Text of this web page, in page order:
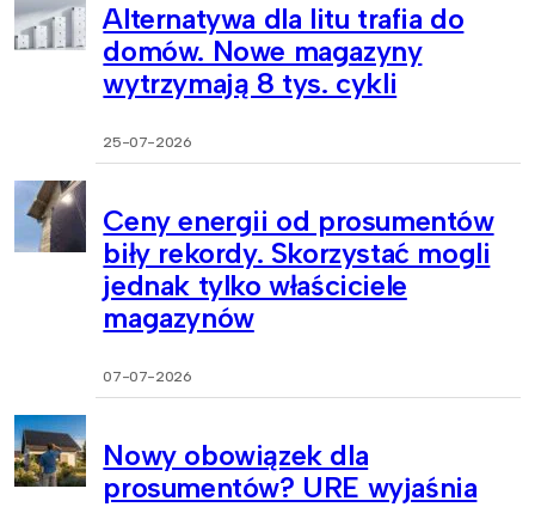
Alternatywa dla litu trafia do
domów. Nowe magazyny
wytrzymają 8 tys. cykli
25-07-2026
Ceny energii od prosumentów
biły rekordy. Skorzystać mogli
jednak tylko właściciele
magazynów
07-07-2026
Nowy obowiązek dla
prosumentów? URE wyjaśnia